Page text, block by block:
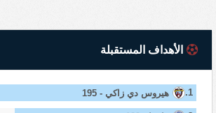
الأهداف المستقبلة
1. هيروس دي زاكي - 195